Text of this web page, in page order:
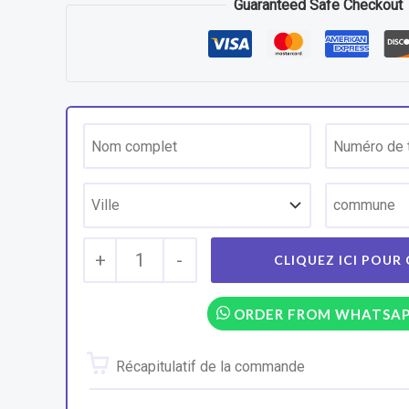
Guaranteed Safe Checkout
+ 1 -
ORDER FROM
Récapitulatif de la commande